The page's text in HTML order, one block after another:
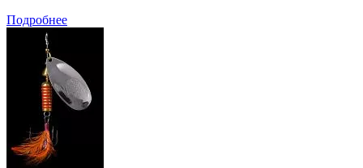
Подробнее